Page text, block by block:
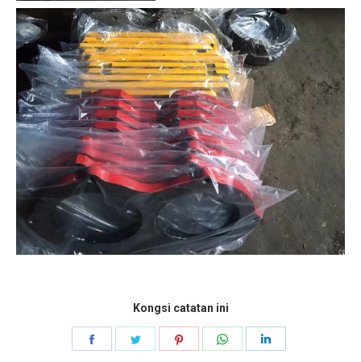
Kongsi catatan ini
KongsikanKongsikanKongsikanKongsikan